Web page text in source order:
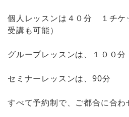
個人レッスンは４０分 １チケ
受講も可能）
グループレッスンは、１００
セミナーレッスンは、90分
すべて予約制で、ご都合に合わ